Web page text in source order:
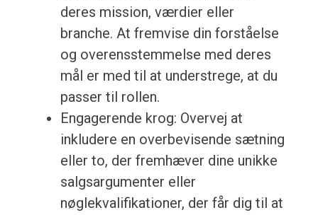
deres mission, værdier eller
branche. At fremvise din forståelse
og overensstemmelse med deres
mål er med til at understrege, at du
passer til rollen.
Engagerende krog: Overvej at
inkludere en overbevisende sætning
eller to, der fremhæver dine unikke
salgsargumenter eller
nøglekvalifikationer, der får dig til at